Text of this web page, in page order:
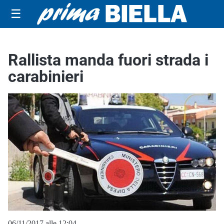
☰
Rallista manda fuori strada i
carabinieri